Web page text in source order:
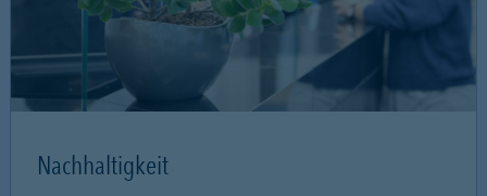
Nachhaltigkeit